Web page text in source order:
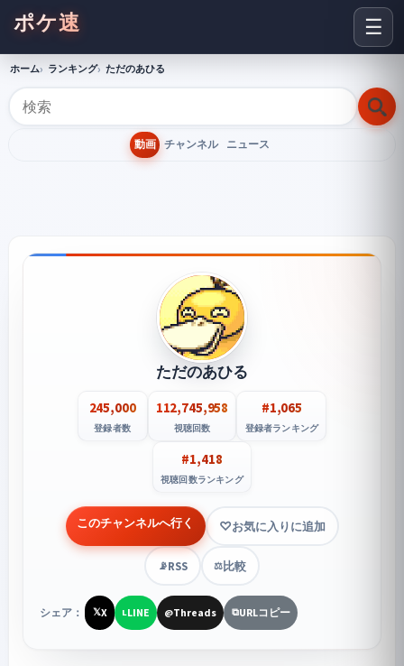
☰
ポケ速
ホーム ランキング ただのあひる
動画 チャンネル ニュース
ただのあひる
245,000
登録者数
112,745,958
視聴回数
#1,065
登録者ランキング
#1,418
視聴回数ランキング
このチャンネルへ行く お気に入りに追加
📡RSS ⚖️比較
シェア： 𝕏X LLINE @Threads ⧉URLコピー